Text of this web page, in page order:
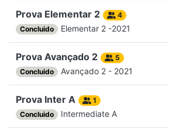
Prova Elementar 2
4
Concluido
Elementar 2 -2021
Prova Avançado 2
5
Concluido
Avançado 2 - 2021
Prova Inter A
1
Concluido
Intermediate A